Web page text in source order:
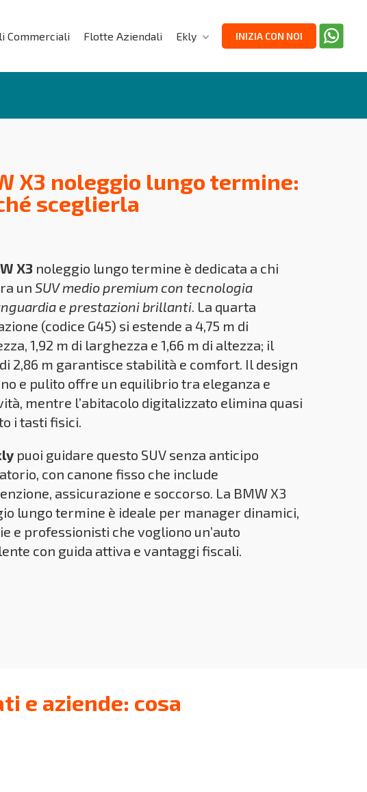
Commerciali Flotte Aziendali Ekly INIZIA CON NOI
X3 noleggio lungo termine:
sceglierla
X3 noleggio lungo termine è dedicata a chi
un SUV medio premium con tecnologia
e prestazioni brillanti. La quarta
(codice G45) si estende a 4,75 m di
1,92 m di larghezza e 1,66 m di altezza; il
2,86 m garantisce stabilità e comfort. Il design
e pulito offre un equilibrio tra eleganza e
mentre l’abitacolo digitalizzato elimina quasi
i tasti fisici.
puoi guidare questo SUV senza anticipo
con canone fisso che include
assicurazione e soccorso. La BMW X3
lungo termine è ideale per manager dinamici,
e professionisti che vogliono un’auto
con guida attiva e vantaggi fiscali.
e aziende: cosa